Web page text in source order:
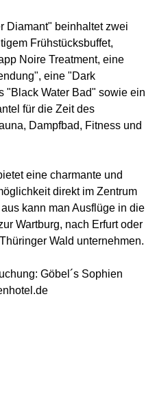
Diamant" beinhaltet zwei
Frühstücksbuffet,
Noire Treatment, eine
eine "Dark
"Black Water Bad" sowie ein
für die Zeit des
Dampfbad, Fitness und
eine charmante und
direkt im Zentrum
kann man Ausflüge in die
Wartburg, nach Erfurt oder
Wald unternehmen.
Göbel´s Sophien